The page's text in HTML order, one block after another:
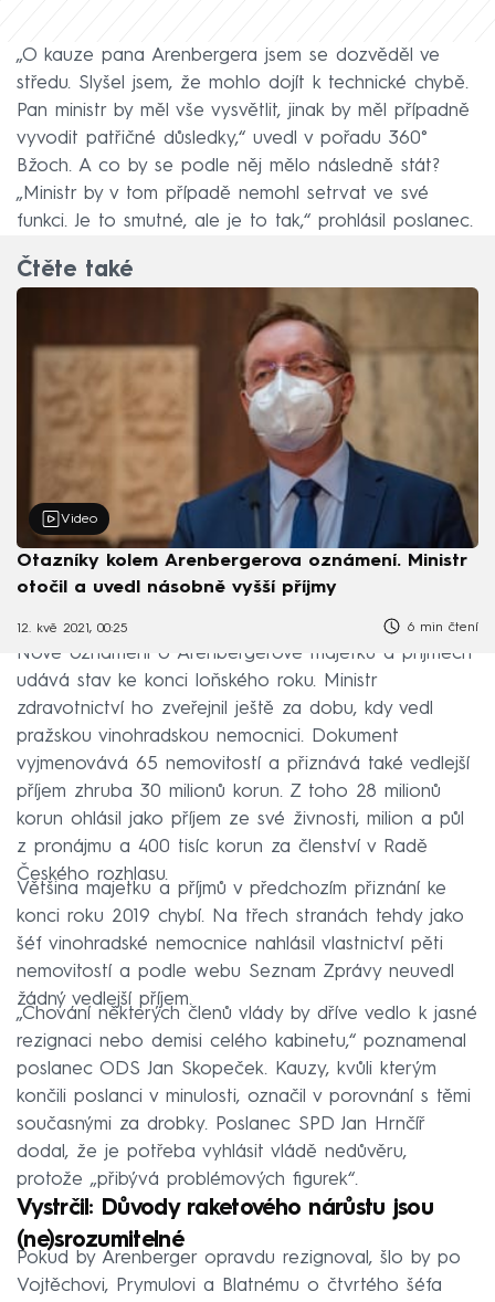
„O kauze pana Arenbergera jsem se dozvěděl ve
středu. Slyšel jsem, že mohlo dojít k technické chybě.
Pan ministr by měl vše vysvětlit, jinak by měl případně
vyvodit patřičné důsledky,“ uvedl v pořadu 360°
Bžoch. A co by se podle něj mělo následně stát?
„Ministr by v tom případě nemohl setrvat ve své
funkci. Je to smutné, ale je to tak,“ prohlásil poslanec.
Čtěte také
Video
Otazníky kolem Arenbergerova oznámení. Ministr
otočil a uvedl násobně vyšší příjmy
12. kvě 2021, 00:25 6 min čtení
Nové oznámení o Arenbergerově majetku a příjmech
udává stav ke konci loňského roku. Ministr
zdravotnictví ho zveřejnil ještě za dobu, kdy vedl
pražskou vinohradskou nemocnici. Dokument
vyjmenovává 65 nemovitostí a přiznává také vedlejší
příjem zhruba 30 milionů korun. Z toho 28 milionů
korun ohlásil jako příjem ze své živnosti, milion a půl
z pronájmu a 400 tisíc korun za členství v Radě
Českého rozhlasu.
Většina majetku a příjmů v předchozím přiznání ke
konci roku 2019 chybí. Na třech stranách tehdy jako
šéf vinohradské nemocnice nahlásil vlastnictví pěti
nemovitostí a podle webu Seznam Zprávy neuvedl
žádný vedlejší příjem.
„Chování některých členů vlády by dříve vedlo k jasné
rezignaci nebo demisi celého kabinetu,“ poznamenal
poslanec ODS Jan Skopeček. Kauzy, kvůli kterým
končili poslanci v minulosti, označil v porovnání s těmi
současnými za drobky. Poslanec SPD Jan Hrnčíř
dodal, že je potřeba vyhlásit vládě nedůvěru,
protože „přibývá problémových figurek“.
Vystrčil: Důvody raketového nárůstu jsou
(ne)srozumitelné
Pokud by Arenberger opravdu rezignoval, šlo by po
Vojtěchovi, Prymulovi a Blatnému o čtvrtého šéfa